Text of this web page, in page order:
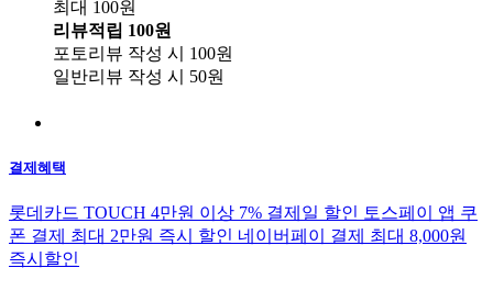
최대 100원
리뷰적립 100원
포토리뷰 작성 시
100원
일반리뷰 작성 시
50원
결제혜택
롯데카드 TOUCH 4만원 이상 7% 결제일 할인 토스페이 앱 쿠
폰 결제 최대 2만원 즉시 할인 네이버페이 결제 최대 8,000원
즉시할인